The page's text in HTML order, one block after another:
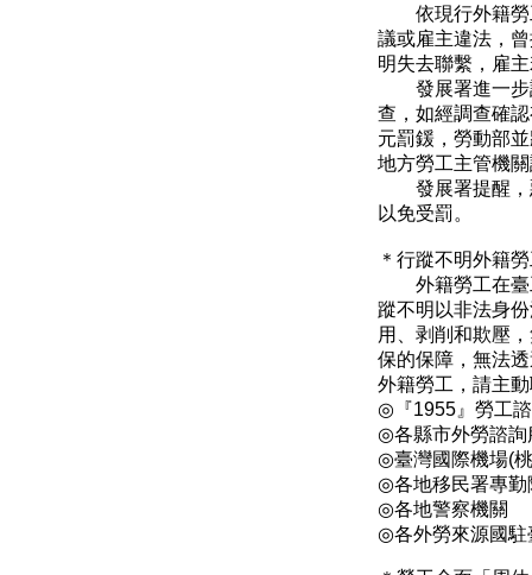
依現行外籍勞
議或雇主違法，
明失去聯繫，雇
發展署進一步說
查，如經調查確
元罰鍰，勞動部
地方勞工主管機
發展署提醒，惡
以免受罰。
＊行蹤不明外籍
外籍勞工在
蹤不明以非法身
用、剥削和欺壓
保的保障，無法
外籍勞工，請主
◎ 『1955』勞工
◎各縣市外勞諮詢
◎臺灣國際機場(
◎各地移民署專勤
◎各地警察機關
◎各外勞來源國駐